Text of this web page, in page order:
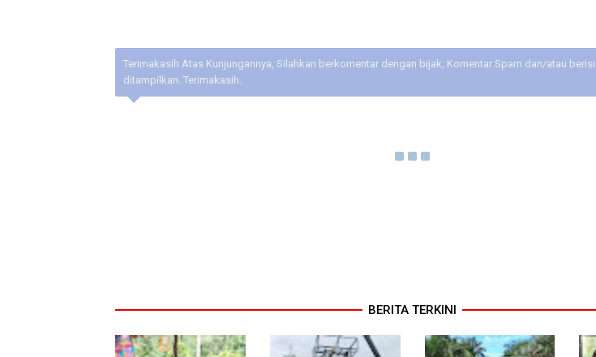
Terimakasih Atas Kunjungannya, Silahkan berkomentar dengan bijak, Komentar Spam dan/atau
ditampilkan. Terimakasih.
BERITA TERKINI